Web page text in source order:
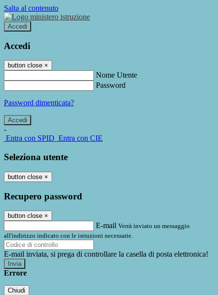
Salta al contenuto
Accedi
Accedi
button close ×
Nome Utente
Password
Password dimenticata?
-
Entra con SPID Entra con CIE
Seleziona utente
button close ×
Recupero password
button close ×
E-mail Verrà inviato un messaggio
all'indirizzo indicato con le istruzioni necessarie.
E-mail inviata, si prega di controllare la casella di posta elettronica!
Errore
Chiudi